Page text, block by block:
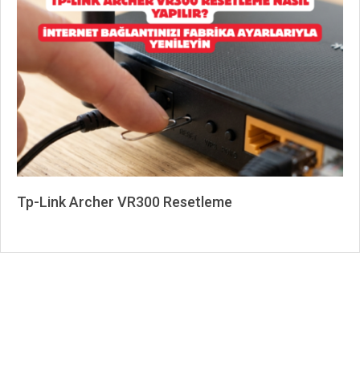
Tp-Link Archer VR300 Resetleme